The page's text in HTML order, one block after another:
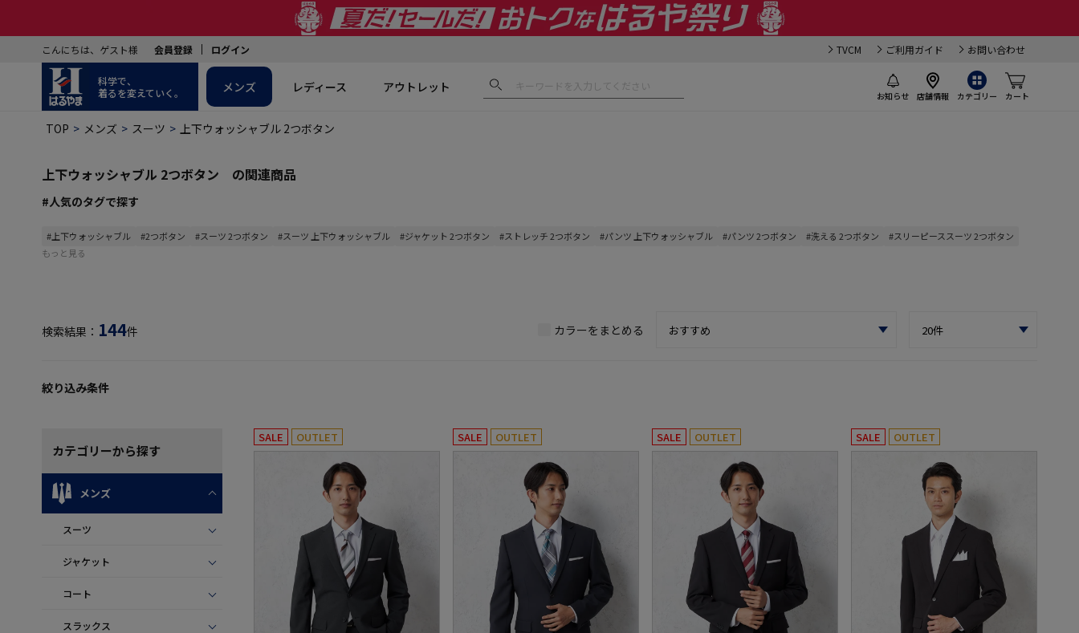
こんにちは、ゲスト様 会員登録 ログイン TVCM ご利用ガイド お問い合わせ
科学で、
着るを変えていく。
お知らせ 店舗情報 カテゴリー カート
メンズ レディース アウトレット
TOP メンズ スーツ 上下ウォッシャブル 2つボタン
上下ウォッシャブル 2つボタン の関連商品
#人気のタグで探す
#上下ウォッシャブル #2つボタン #スーツ 2つボタン #スーツ 上下ウォッシャブル #ジャケット 2つボタン #ストレッチ 2つボタン #パンツ 上下ウォッシャブル #パンツ 2つボタン #洗える 2つボタン
#スリーピーススーツ 2つボタン
もっと見る
検索結果： 144件 カラーをまとめる
絞り込み条件
カテゴリーから探す
メンズ
スーツ
ジャケット
コート
スラックス
SALE OUTLET SALE OUTLET SALE OUTLET SALE OUTLET